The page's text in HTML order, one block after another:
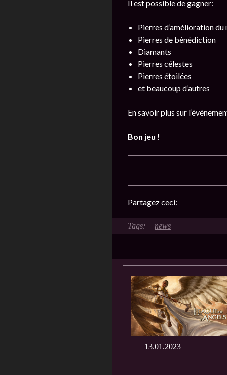
Il est possible de gagner:
Pierres d’amélioration du
Pierres de bénédiction
Diamants
Pierres célestes
Pierres étoilées
et beaucoup d’autres
En savoir plus sur
Bon jeu !
Partagez ceci:
news
13.01.2023